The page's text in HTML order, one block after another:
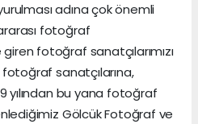
adına çok önemli
fotoğraf
fotoğraf sanatçılarımızı
sanatçılarına,
yılından bu yana fotoğraf
Gölcük Fotoğraf ve